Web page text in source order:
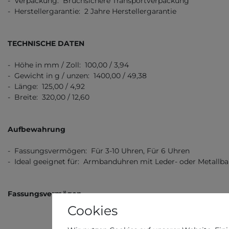
- Herstellergarantie: 2 Jahre Herstellergarantie
TECHNISCHE DATEN
- Höhe in mm / Zoll: 100,00 / 3,94
- Gewicht in g / unzen: 1400,00 / 49,38
- Länge: 125,00 / 4,92
- Breite: 320,00 / 12,60
Aufbewahrung
- Fassungsvermögen: Für 3-10 Uhren, Für 6 Uhren
- Ideal geeignet für: Armbanduhren mit Leder- oder
Fassungsvermögen
Cookies